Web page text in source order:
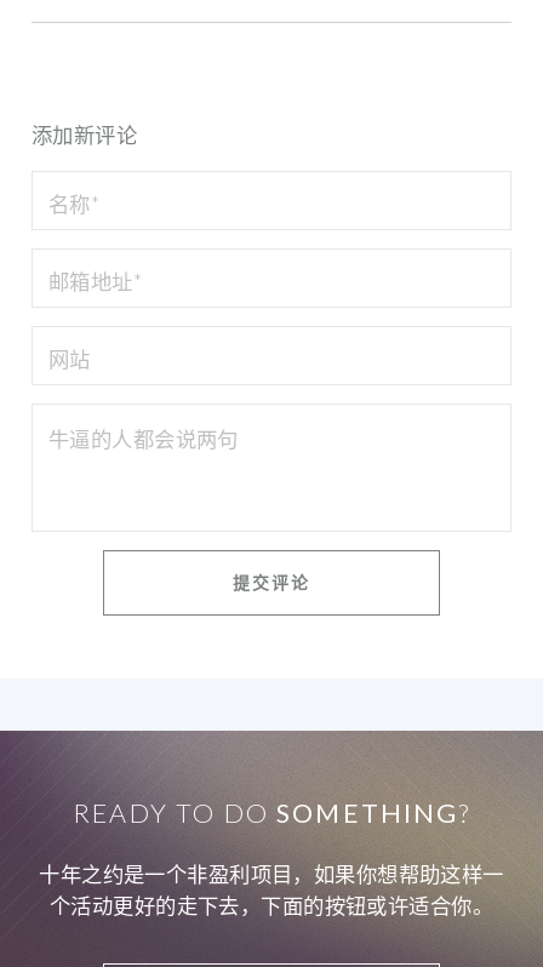
添加新评论
READY TO DOSOMETHING?
十年之约是一个非盈利项目，如果你想帮助这样一
个活动更好的走下去，下面的按钮或许适合你。